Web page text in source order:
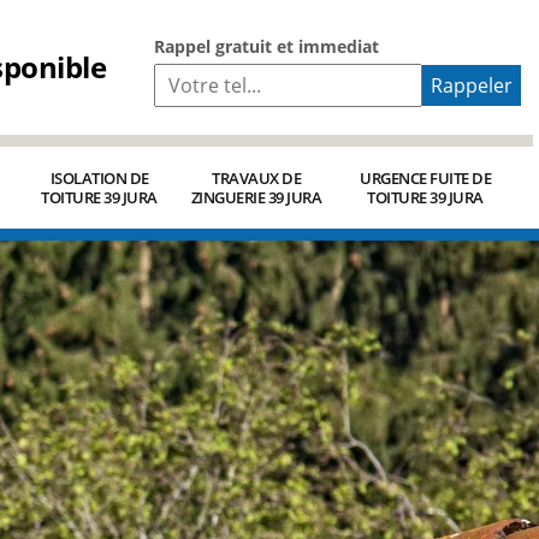
Rappel gratuit et immediat
ISOLATION DE
TOITURE 39 JURA
TRAVAUX DE
ZINGUERIE 39 JURA
URGENCE FUITE DE
TOITURE 39 JURA